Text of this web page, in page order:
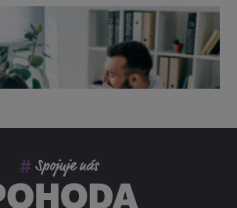
důvodů 2026 – průvodce pro